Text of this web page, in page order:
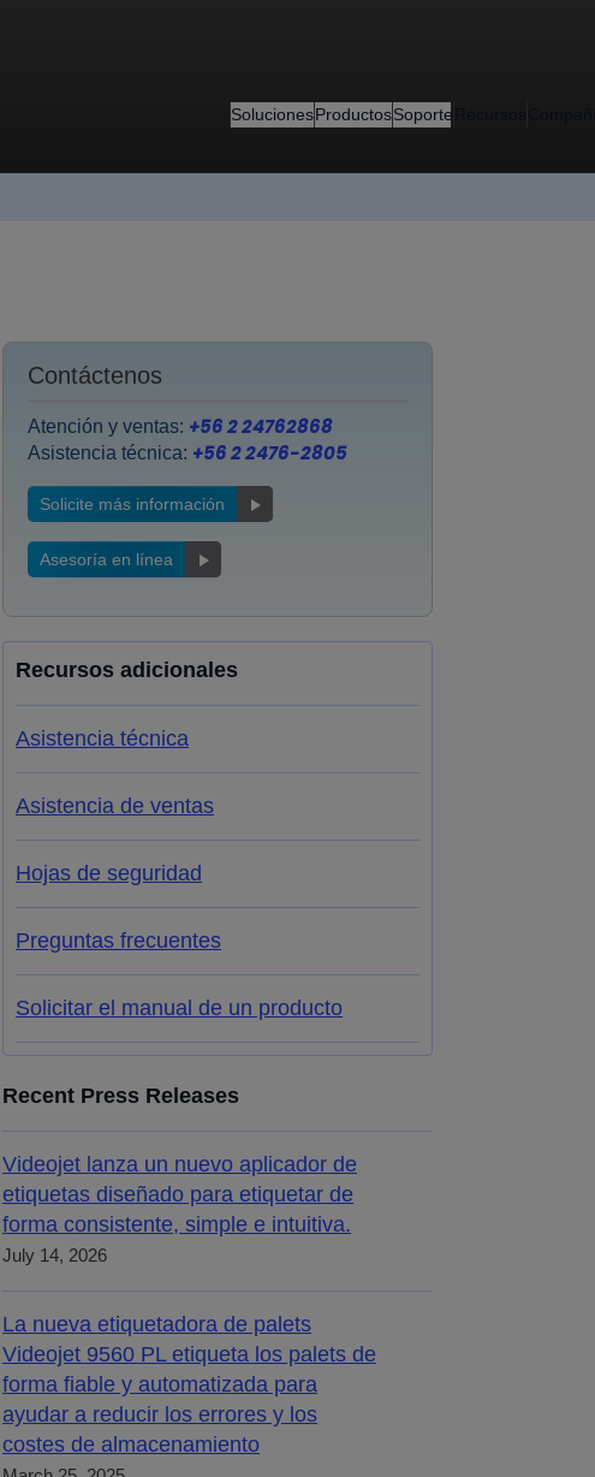
SolucionesProductosSoporte
Contáctenos
Atención y ventas: +56 2 24762868
Asistencia técnica: +56 2 2476-2805
Solicite más información
Asesoría en línea
Recursos adicionales
Asistencia técnica
Asistencia de ventas
Hojas de seguridad
Preguntas frecuentes
Solicitar el manual de un producto
Recent Press Releases
Videojet lanza un nuevo aplicador de
etiquetas diseñado para etiquetar de
forma consistente, simple e intuitiva.
July 14, 2026
La nueva etiquetadora de palets
Videojet 9560 PL etiqueta los palets de
forma fiable y automatizada para
ayudar a reducir los errores y los
costes de almacenamiento